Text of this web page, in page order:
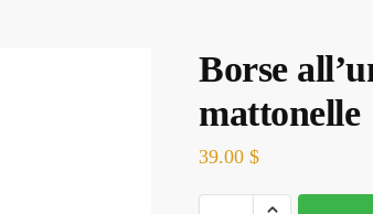
Borse
mattonelle
39.00$